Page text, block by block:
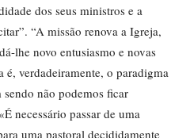
dos seus ministros e a
“A missão renova a Igreja,
lhe novo entusiasmo e novas
verdadeiramente, o paradigma
não podemos ficar
necessário passar de uma
uma pastoral decididamente